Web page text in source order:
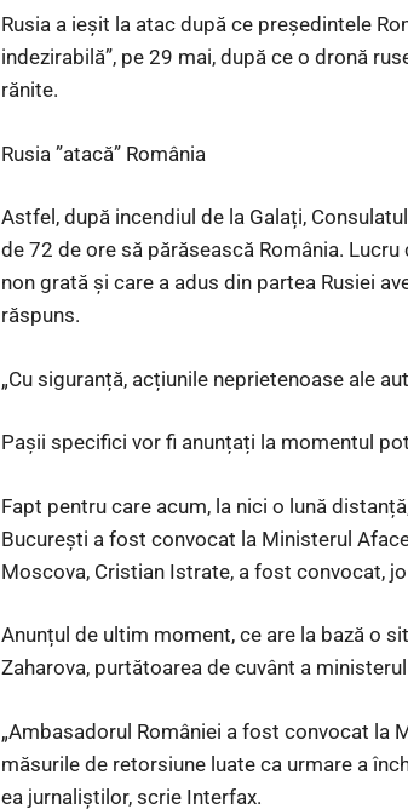
Rusia a ieșit la atac după ce președintele
indezirabilă”, pe 29 mai, după ce o dronă
rănite.
Rusia ”atacă” România
Astfel, după incendiul de la Galați,
de 72 de ore să părăsească România.
non grată și care a adus din partea Rusiei
răspuns.
„Cu siguranță, acțiunile neprietenoase ale
Pașii specifici vor fi anunțați la momentul
Fapt pentru care acum, la nici o lună
București a fost convocat la Ministerul
Moscova, Cristian Istrate, a fost convocat,
Anunțul de ultim moment, ce are la bază o
Zaharova, purtătoarea de cuvânt a
„Ambasadorul României a fost convocat la
măsurile de retorsiune luate ca urmare a
ea jurnaliștilor, scrie Interfax.